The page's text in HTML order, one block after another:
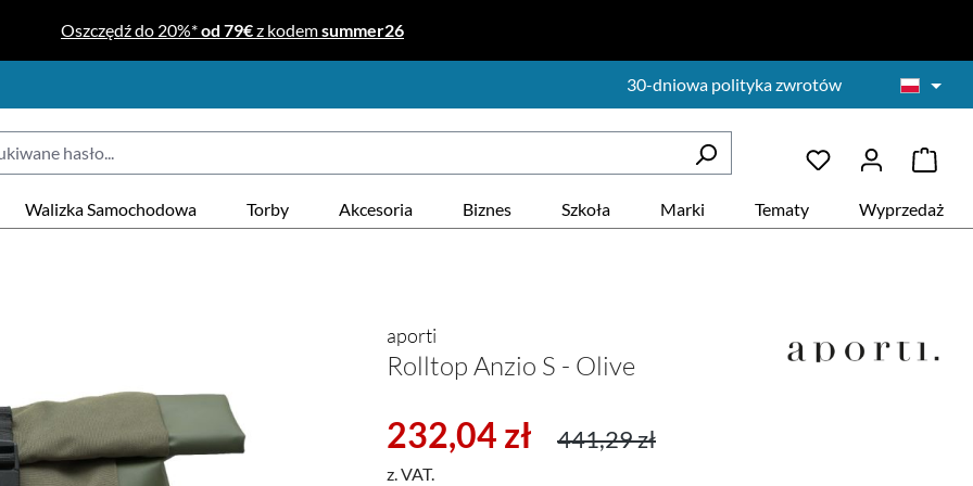
Oszczędź do 20%*od 79€z kodemsummer26
30-dniowa polityka zwrotów
Walizka Samochodowa Torby Akcesoria Biznes Szkoła Marki Tematy Wyprzedaż
aporti
Rolltop Anzio S - Olive
Cena sprzedaży:
232,04 zł Cena regularna:
441,29 zł
z. VAT.